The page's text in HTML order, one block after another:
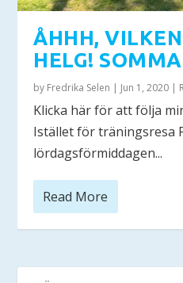
ÅHHH,
HELG!
by Fredrika Selen | Jun 1, 2020 |
Klicka här för att följa
Istället för träningsresa
lördagsförmiddagen...
Read More